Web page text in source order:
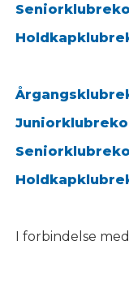
I forbindelse